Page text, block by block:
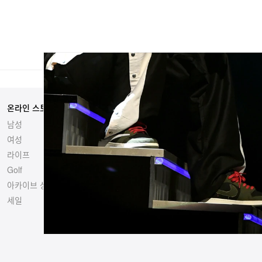
온라인 스토어
남성
여성
라이프
Golf
아카이브 상품
세일
자매 사이트
Hypebeast
Hypemaps
Hypebae
HBX